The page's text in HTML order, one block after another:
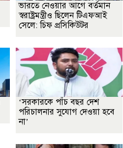
ভারতে নেওয়ার আগে বর্তমান
স্বরাষ্ট্রমন্ত্রীও ছিলেন টিএফআই
সেলে: চিফ প্রসিকিউটর
‘সরকারকে পাঁচ বছর দেশ
পরিচালনার সুযোগ দেওয়া হবে
না’